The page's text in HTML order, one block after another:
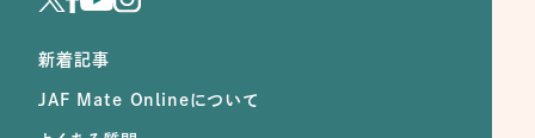
新着記事
JAF Mate Onlineについて